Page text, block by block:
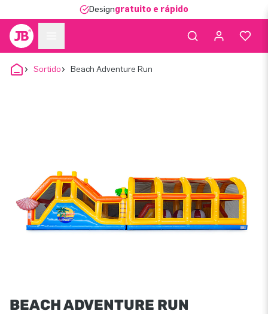
Designgratuito e rápido
Sortido Beach Adventure Run
BEACH ADVENTURE RUN